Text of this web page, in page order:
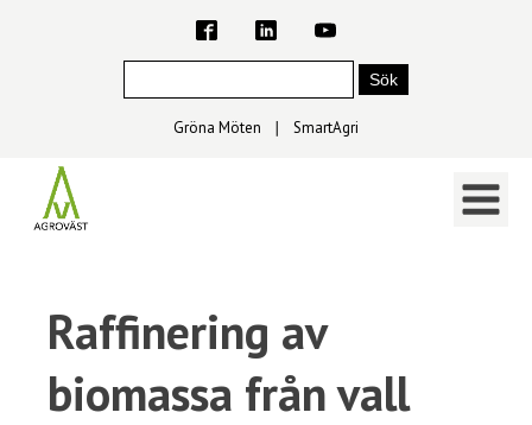
Gröna Möten ∣ SmartAgri
Raffinering av
biomassa från vall